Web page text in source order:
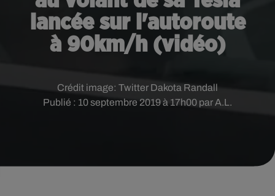
lancée sur l'autoroute
à 90km/h (vidéo)
Publié : 10 septembre 2019 à 17h00 par A.L.
Crédit image: Twitter Dakota Randall